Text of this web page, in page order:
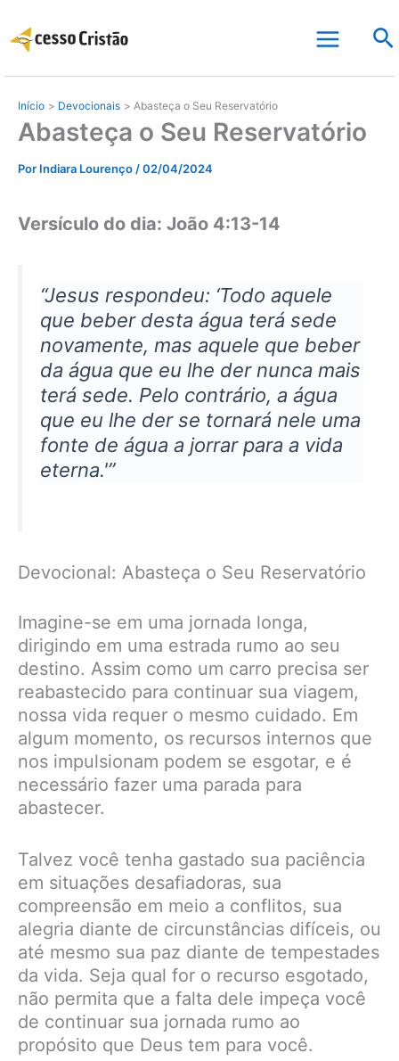
para
conteúdo
Início Devocionais Abasteça o Seu Reservatório
Abasteça o Seu Reservatório
Por Indiara Lourenço /02/04/2024
Versículo do dia: João 4:13-14
“Jesus respondeu: ‘Todo aquele
que beber desta água terá sede
novamente, mas aquele que beber
da água que eu lhe der nunca mais
terá sede. Pelo contrário, a água
que eu lhe der se tornará nele uma
fonte de água a jorrar para a vida
eterna.'”
Devocional: Abasteça o Seu Reservatório
Imagine-se em uma jornada longa,
dirigindo em uma estrada rumo ao seu
destino. Assim como um carro precisa ser
reabastecido para continuar sua viagem,
nossa vida requer o mesmo cuidado. Em
algum momento, os recursos internos que
nos impulsionam podem se esgotar, e é
necessário fazer uma parada para
abastecer.
Talvez você tenha gastado sua paciência
em situações desafiadoras, sua
compreensão em meio a conflitos, sua
alegria diante de circunstâncias difíceis, ou
até mesmo sua paz diante de tempestades
da vida. Seja qual for o recurso esgotado,
não permita que a falta dele impeça você
de continuar sua jornada rumo ao
propósito que Deus tem para você.